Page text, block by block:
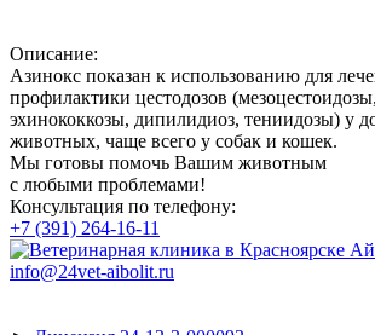
Описание:
Азинокс показан к использованию для
профилактики цестодозов
эхинококкозы, дипилидиоз, тениидозы) у
животных, чаще всего у собак и кошек.
Мы готовы помочь Вашим животным
с любыми проблемами!
Консультация по телефону:
+7 (391) 264-16-11
info@24vet-aibolit.ru